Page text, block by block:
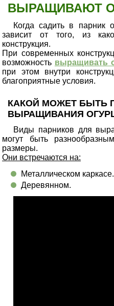
ВЫРАЩИВАЮТ
Когда садить в парник
зависит от того, из
конструкция.
При современных
возможность выращивать
при этом внутри
благоприятные условия.
КАКОЙ МОЖЕТ БЫТЬ
ВЫРАЩИВАНИЯ
Виды парников для
могут быть
размеры.
Они встречаются на:
Металлическом каркасе.
Деревянном.